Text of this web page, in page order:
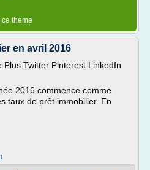
thème
en avril 2016
Twitter Pinterest LinkedIn
2016 commence comme
taux de prêt immobilier. En